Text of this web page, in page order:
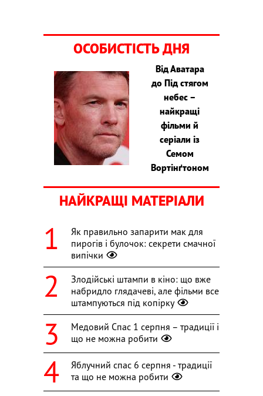
ОСОБИСТІСТЬ ДНЯ
Від Аватара
до Під стягом
небес –
найкращі
фільми й
серіали із
Семом
Вортінґтоном
НАЙКРАЩІ МАТЕРІАЛИ
Як правильно запарити мак для
пирогів і булочок: секрети смачної
випічки
Злодійські штампи в кіно: що вже
набридло глядачеві, але фільми все
штампуються під копірку
Медовий Спас 1 серпня – традиції і
що не можна робити
Яблучний спас 6 серпня - традиції
та що не можна робити